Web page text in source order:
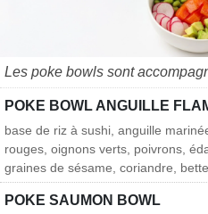
Les poke bowls sont
POKE BOWL ANGUILLE
base de riz à sushi, anguille
rouges, oignons verts, poivrons,
graines de sésame, coriandre,
POKE SAUMON BOWL